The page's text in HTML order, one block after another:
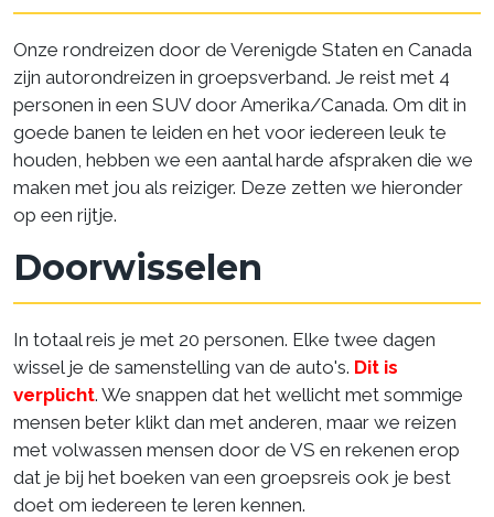
Onze rondreizen door de Verenigde Staten en Canada
zijn autorondreizen in groepsverband. Je reist met 4
personen in een SUV door Amerika/Canada. Om dit in
goede banen te leiden en het voor iedereen leuk te
houden, hebben we een aantal harde afspraken die we
maken met jou als reiziger. Deze zetten we hieronder
op een rijtje.
Doorwisselen
In totaal reis je met 20 personen. Elke twee dagen
wissel je de samenstelling van de auto's. Dit is
verplicht. We snappen dat het wellicht met sommige
mensen beter klikt dan met anderen, maar we reizen
met volwassen mensen door de VS en rekenen erop
dat je bij het boeken van een groepsreis ook je best
doet om iedereen te leren kennen.